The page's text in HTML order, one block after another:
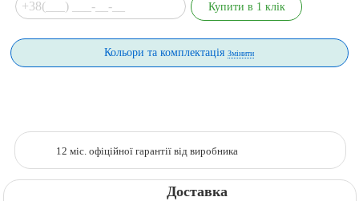
Кольори та комплектаціяЗмінити
12 міс. офіційної гарантії від виробника
Доставка